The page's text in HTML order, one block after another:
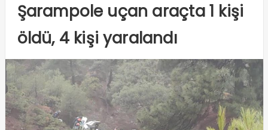
Şarampole uçan araçta 1 kişi
öldü, 4 kişi yaralandı